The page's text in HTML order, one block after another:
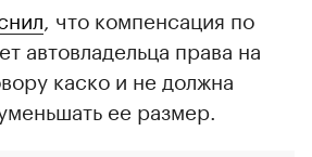
, что компенсация по
автовладельца права на
каско и не должна
ее размер.